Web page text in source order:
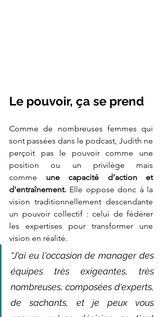
Le pouvoir, ça se prend
Comme de nombreuses femmes qui
sont passées dans le podcast, Judith ne
perçoit pas le pouvoir comme une
position ou un privilège mais
comme une capacité d’action et
d'entraînement. Elle oppose donc à la
vision traditionnellement descendante
un pouvoir collectif : celui de fédérer
les expertises pour transformer une
vision en réalité.
“J'ai eu l'occasion de manager des
équipes très exigeantes, très
nombreuses, composées d'experts,
de sachants, et je peux vous